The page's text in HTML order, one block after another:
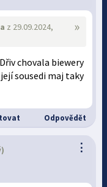
»
z 29.09.2024,
chovala biewery
sousedi maj taky
Odpovědět
⋮